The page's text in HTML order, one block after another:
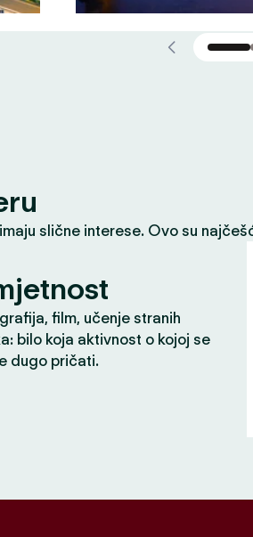
slične interese. Ovo su
film, učenje stranih
bilo koja aktivnost o kojoj se
dugo pričati.